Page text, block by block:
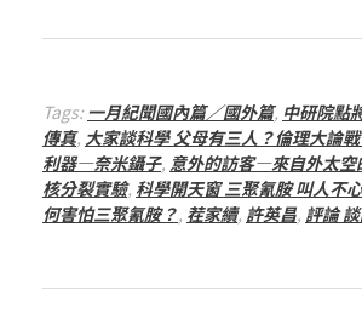
第
4
6
7
期
Tags:一月紀聞國內篇／國外篇, 中研院點
傳真, 大家談科學 父母有三人？倫理大論戰
利器—奈米鑷子, 意外的訪客—來自外太空
核分裂實驗, 科學開天窗 三聚氰胺 叫人不
何害怕三聚氰胺？, 茬家續, 許英昌, 評論